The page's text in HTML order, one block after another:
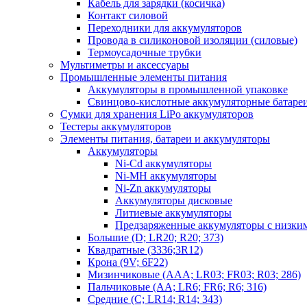
Кабель для зарядки (косичка)
Контакт силовой
Переходники для аккумуляторов
Провода в силиконовой изоляции (силовые)
Термоусадочные трубки
Мультиметры и аксессуары
Промышленные элементы питания
Аккумуляторы в промышленной упаковке
Свинцово-кислотные аккумуляторные
Сумки для хранения LiPo аккумуляторов
Тестеры аккумуляторов
Элементы питания, батареи и аккумуляторы
Аккумуляторы
Ni-Cd аккумуляторы
Ni-MH аккумуляторы
Ni-Zn аккумуляторы
Аккумуляторы дисковые
Литиевые аккумуляторы
Предзаряженные аккумуляторы с
Большие (D; LR20; R20; 373)
Квадратные (3336;3R12)
Крона (9V; 6F22)
Мизинчиковые (AAA; LR03; FR03; R03; 286)
Пальчиковые (AA; LR6; FR6; R6; 316)
Средние (C; LR14; R14; 343)